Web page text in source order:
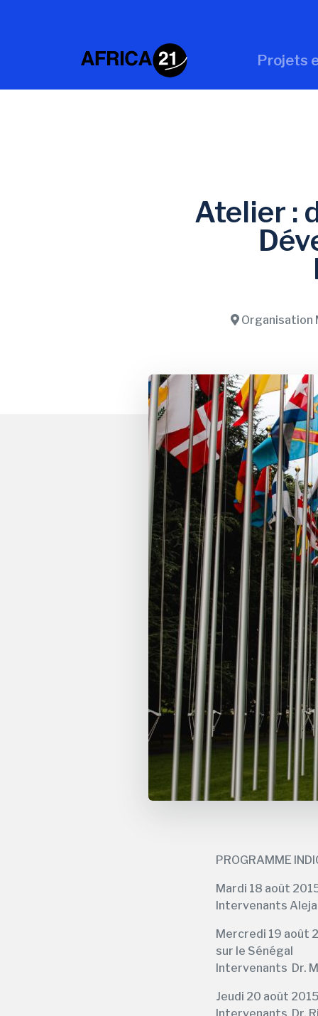
Projets
Atelier :
Organisation
PROGRAMME
Mardi 18 août
Intervenants
Mercredi 19 août
sur le Sénégal
Intervenants Dr.
Jeudi 20 août